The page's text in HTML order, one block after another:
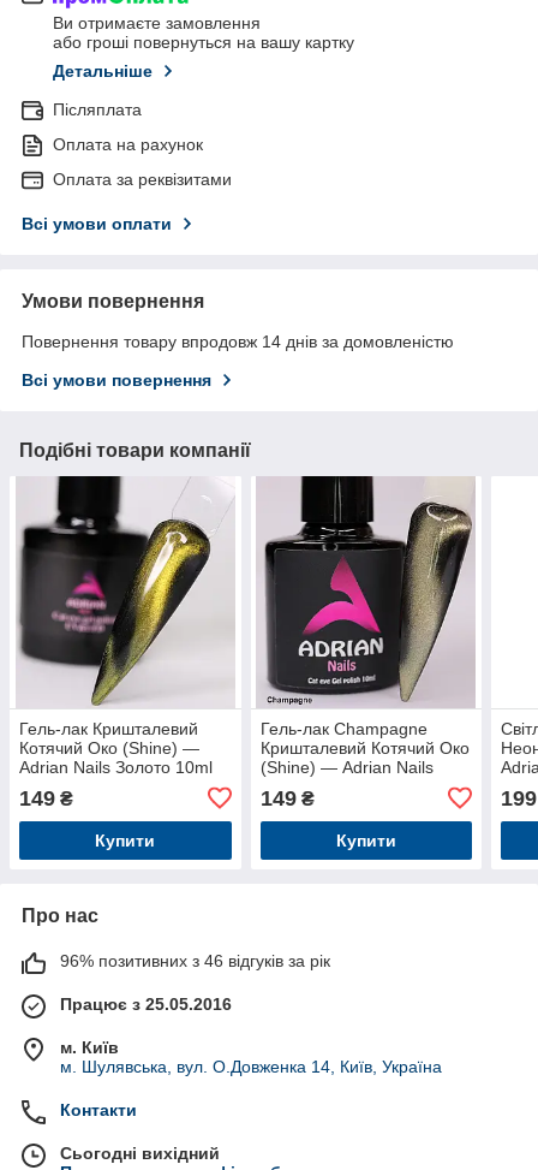
Ви отримаєте замовлення
або гроші повернуться на вашу картку
Детальніше
Післяплата
Оплата на рахунок
Оплата за реквізитами
Всі умови оплати
Умови повернення
Повернення товару впродовж 14 днів за домовленістю
Всі умови повернення
Подібні товари компанії
Гель-лак Кришталевий
Котячий Око (Shine) —
Adrian Nails Золото 10ml
149 ₴
Купити
Гель-лак Champagne
Кришталевий Котячий Око
(Shine) — Adrian Nails
149₴
Купити
199
Про нас
96% позитивних з 46 відгуків за рік
Працює з 25.05.2016
м. Київ
м. Шулявська, вул. О.Довженка 14, Київ, Україна
Контакти
Сьогодні вихідний